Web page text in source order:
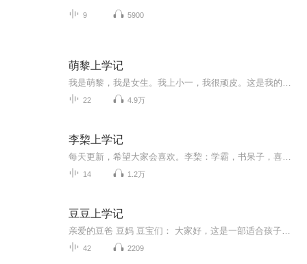
9 5900
萌黎上学记
22 4.9万
李棃上学记
14 1.2万
豆豆上学记
42 2209